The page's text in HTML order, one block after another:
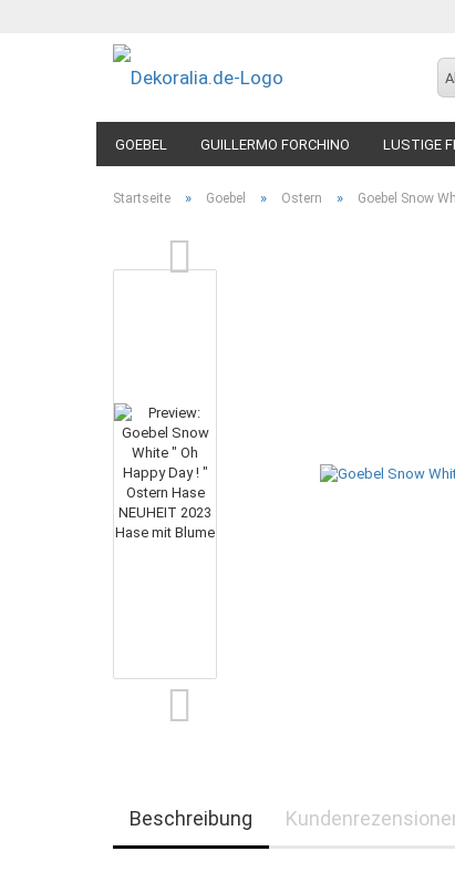
GOEBEL GUILLERMO FORCHINO LUSTIGE
Startseite » Goebel » Ostern » Goebel Snow
Beschreibung